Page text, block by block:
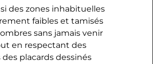
des zones inhabituelles
faibles et tamisés
sans jamais venir
en respectant des
placards dessinés